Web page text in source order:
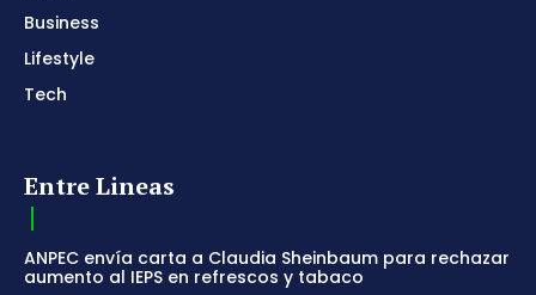
Business
Lifestyle
Tech
Entre Lineas
ANPEC envía carta a Claudia Sheinbaum para rechazar
aumento al IEPS en refrescos y tabaco